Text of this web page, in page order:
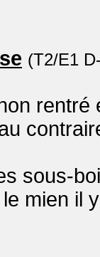
(T2/E1
sous-
mien il